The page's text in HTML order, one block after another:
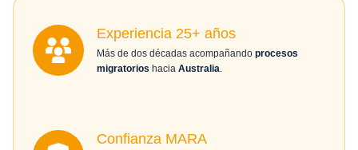
Experiencia 25+ años
Más de dos décadas acompañando procesos
migratorios hacia Australia
Confianza MARA